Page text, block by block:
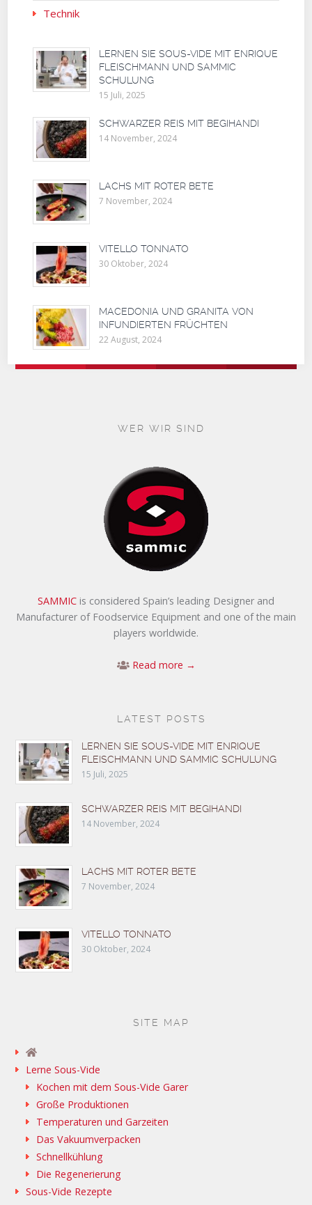
Technik
LERNEN SIE SOUS-VIDE MIT ENRIQUE
FLEISCHMANN UND SAMMIC
SCHULUNG
15 Juli, 2025
SCHWARZER REIS MIT BEGIHANDI
14 November, 2024
LACHS MIT ROTER BETE
7 November, 2024
VITELLO TONNATO
30 Oktober, 2024
MACEDONIA UND GRANITA VON
INFUNDIERTEN FRÜCHTEN
22 August, 2024
WER WIR SIND
SAMMIC is considered Spain’s leading Designer and
Manufacturer of Foodservice Equipment and one of the main
players worldwide.
Read more →
LATEST POSTS
LERNEN SIE SOUS-VIDE MIT ENRIQUE
FLEISCHMANN UND SAMMIC SCHULUNG
15 Juli, 2025
SCHWARZER REIS MIT BEGIHANDI
14 November, 2024
LACHS MIT ROTER BETE
7 November, 2024
VITELLO TONNATO
30 Oktober, 2024
SITE MAP
Lerne Sous-Vide
Kochen mit dem Sous-Vide Garer
Große Produktionen
Temperaturen und Garzeiten
Das Vakuumverpacken
Schnellkühlung
Die Regenerierung
Sous-Vide Rezepte